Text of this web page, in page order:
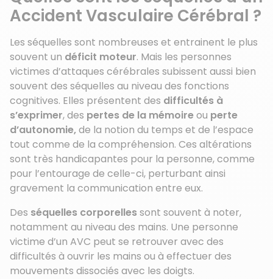
Accident Vasculaire Cérébral ?
Les séquelles sont nombreuses et entrainent le plus
souvent un déficit moteur. Mais les personnes
victimes d’attaques cérébrales subissent aussi bien
souvent des séquelles au niveau des fonctions
cognitives. Elles présentent des difficultés à
s’exprimer, des pertes de la mémoireou perte
d’autonomie,de la notion du temps et de l’espace
tout comme de la compréhension. Ces altérations
sont très handicapantes pour la personne, comme
pour l’entourage de celle-ci, perturbant ainsi
gravement la communication entre eux.
Des séquelles corporellessont souvent à noter,
notamment au niveau des mains. Une personne
victime d’un AVC peut se retrouver avec des
difficultés à ouvrir les mains ou à effectuer des
mouvements dissociés avec les doigts.